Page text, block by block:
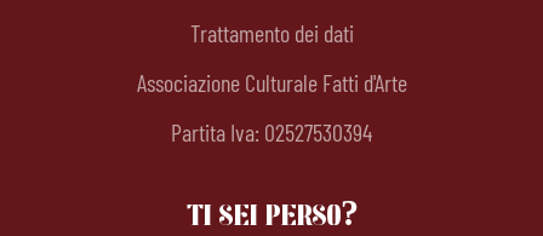
Trattamento dei dati
Associazione Culturale Fatti d'Arte
Partita Iva: 02527530394
TI SEI PERSO?